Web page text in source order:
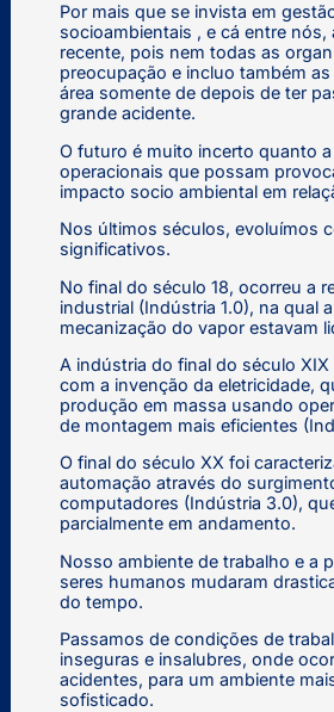
Por mais que se invista em
socioambientais , e cá entre nós,
recente, pois nem todas as
preocupação e incluo também
área somente de depois de ter
grande acidente.
O futuro é muito incerto quanto
operacionais que possam
impacto socio ambiental em
Nos últimos séculos, evoluímos
significativos.
No final do século 18, ocorreu a
industrial (Indústria 1.0), na qual
mecanização do vapor estavam
A indústria do final do século XIX
com a invenção da eletricidade,
produção em massa usando
de montagem mais eficientes
O final do século XX foi
automação através do
computadores (Indústria 3.0),
parcialmente em andamento.
Nosso ambiente de trabalho e a
seres humanos mudaram
do tempo.
Passamos de condições de
inseguras e insalubres, onde
acidentes, para um ambiente
sofisticado.